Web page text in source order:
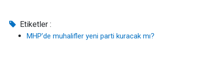
Etiketler :
MHP’de muhalifler yeni parti kuracak mı?